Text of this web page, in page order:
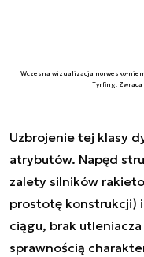
Wczesna wizualizacja norwesko-
Tyrfing.
Uzbrojenie tej klasy
atrybutów. Napęd
zalety silników
prostotę konstrukcji)
ciągu, brak utleniacza
sprawnością